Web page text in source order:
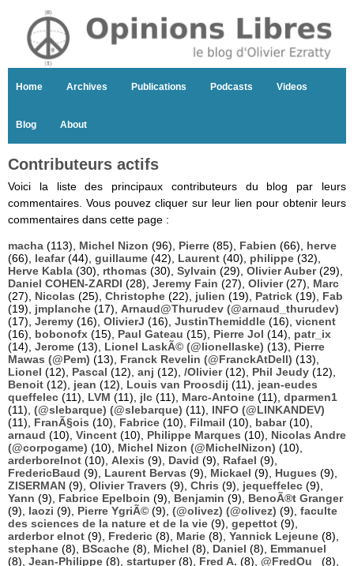
Home Archives Publications Podcasts Videos
Blog About
Contributeurs actifs
Voici la liste des principaux contributeurs du blog par leurs
commentaires. Vous pouvez cliquer sur leur lien pour obtenir leurs
commentaires dans cette page :
macha (113), Michel Nizon (96), Pierre (85), Fabien (66), herve
(66), leafar(44), guillaume (42), Laurent (40), philippe (32),
Herve Kabla (30), rthomas (30), Sylvain (29), Olivier Auber(29),
Daniel COHEN-ZARDI (28), Jeremy Fain (27), Olivier(27), Marc
(27), Nicolas (25), Christophe (22), julien (19), Patrick (19), Fab
(19), jmplanche (17), Arnaud@Thurudev (@arnaud_thurudev)
(17), Jeremy (16), OlivierJ (16), JustinThemiddle (16), vicnent
(16), bobonofx (15), Paul Gateau (15), Pierre Jol (14), patr_ix
(14), Jerome (13), Lionel LaskÃ© (@lionellaske) (13), Pierre
Mawas (@Pem) (13), Franck Revelin (@FranckAtDell) (13),
Lionel (12), Pascal (12), anj (12), /Olivier(12), Phil Jeudy (12),
Benoit (12), jean (12), Louis van Proosdij (11), jean-eudes
queffelec (11), LVM (11), jlc (11), Marc-Antoine (11), dparmen1
(11), (@slebarque) (@slebarque) (11), INFO (@LINKANDEV)
(11), FranÃ§ois (10), Fabrice (10), Filmail (10), babar(10),
arnaud (10), Vincent (10), Philippe Marques (10), Nicolas Andre
(@corpogame) (10), Michel Nizon (@MichelNizon) (10),
arderborelnot (10), Alexis (9), David (9), Rafael (9),
FredericBaud (9), Laurent Bervas (9), Mickael (9), Hugues (9),
ZISERMAN (9), Olivier Travers (9), Chris (9), jequeffelec (9),
Yann (9), Fabrice Epelboin (9), Benjamin (9), BenoÃ®t Granger
(9), laozi (9), Pierre YgriÃ© (9), (@olivez) (@olivez) (9), faculte
des sciences de la nature et de la vie (9), gepettot (9),
arderbor elnot (9), Frederic (8), Marie (8), Yannick Lejeune (8),
stephane (8), BScache (8), Michel (8), Daniel (8), Emmanuel
(8), Jean-Philippe (8), startuper(8), Fred A. (8), @FredOu_
(8),